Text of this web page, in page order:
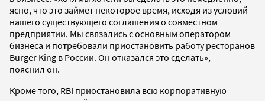
ясно, что это займет некоторое время, исходя из условий
нашего существующего соглашения о совместном
предприятии. Мы связались с основным оператором
бизнеса и потребовали приостановить работу ресторанов
Burger King в России. Он отказался это сделать», —
пояснил он.
Кроме того, RBI приостановила всю корпоративную